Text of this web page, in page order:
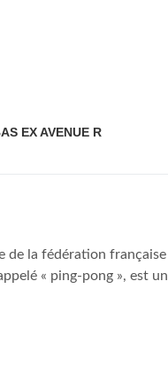
EX AVENUE R
de la fédération française
« ping-pong », est un